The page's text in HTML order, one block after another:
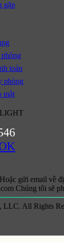
gặp
phòng
toán
phòng
mật
gửi email về
Chúng tôi sẽ
All Rights